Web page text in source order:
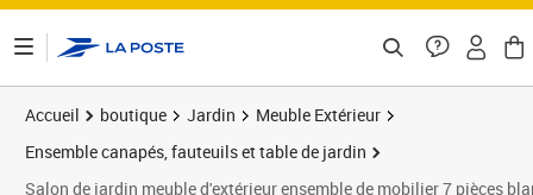
Accueil boutique Jardin
Meuble Extérieur
Ensemble canapés, fauteuils et table de jardin
Salon de jardin meuble d'extérieur ensemble de mobilier 7 pièces